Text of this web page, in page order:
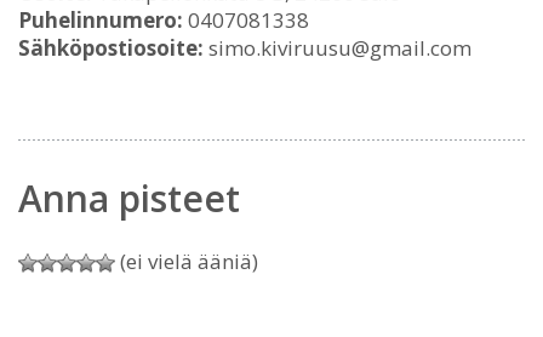
Puhelinnumero: 0407081338
Sähköpostiosoite: simo.kiviruusu@gmail.com
Anna pisteet
(ei vielä ääniä)